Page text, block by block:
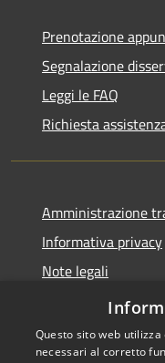
Prenotazione
Segnalazione
Leggi le FAQ
Richiesta
Amministrazione
Informativa privacy
Note legali
Dichiarazione di
Questo sito web
necessari al corretto